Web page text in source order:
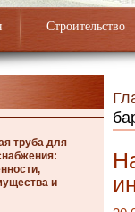
Строительство
труба для
и